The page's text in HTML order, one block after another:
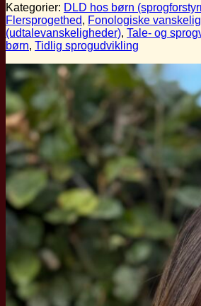
Kategorier: DLD hos børn
Flersprogethed, Fonologiske
(udtalevanskeligheder), Tale- og
børn, Tidlig sprogudvikling